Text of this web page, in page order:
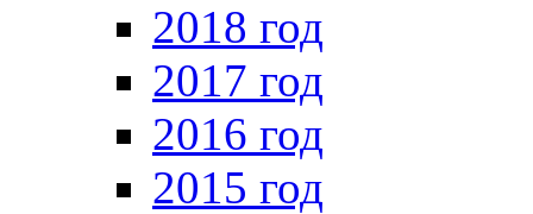
2018 год
2017 год
2016 год
2015 год